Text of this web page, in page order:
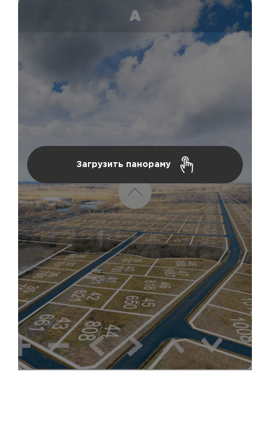
Загрузить панораму